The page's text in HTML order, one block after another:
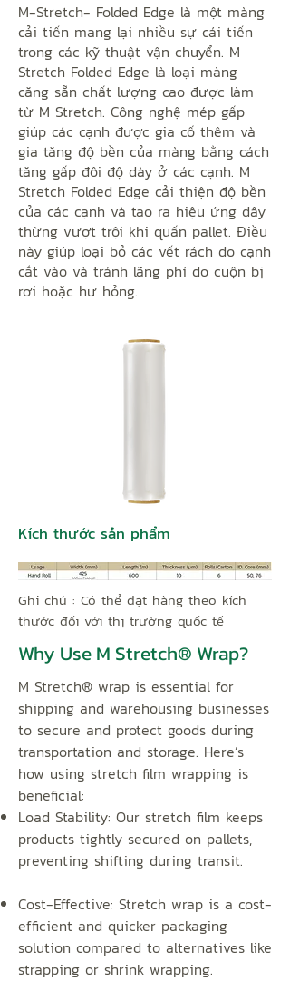
M-Stretch- Folded Edge là một màng
cải tiến mang lại nhiều sự cái tiến
trong các kỹ thuật vận chuyển. M
Stretch Folded Edge là loại màng
căng sẵn chất lượng cao được làm
từ M Stretch. Công nghệ mép gấp
giúp các cạnh được gia cố thêm và
gia tăng độ bền của màng bằng cách
tăng gấp đôi độ dày ở các cạnh. M
Stretch Folded Edge cải thiện độ bền
của các cạnh và tạo ra hiệu ứng dây
thừng vượt trội khi quấn pallet. Điều
này giúp loại bỏ các vết rách do cạnh
cắt vào và tránh lãng phí do cuộn bị
rơi hoặc hư hỏng.
Kích thước sản phẩm
Ghi chú : Có thể đặt hàng theo kích
thước đối với thị trường quốc tế
Why Use M Stretch® Wrap?
M Stretch® wrap is essential for
shipping and warehousing businesses
to secure and protect goods during
transportation and storage. Here’s
how using stretch film wrapping is
beneficial:
Load Stability: Our stretch film keeps
products tightly secured on pallets,
preventing shifting during transit.
Cost-Effective: Stretch wrap is a cost-
efficient and quicker packaging
solution compared to alternatives like
strapping or shrink wrapping.